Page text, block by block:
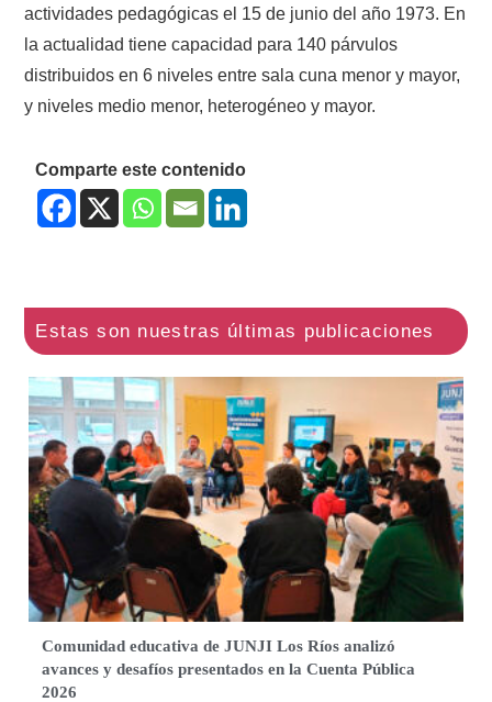
actividades pedagógicas el 15 de junio del año 1973. En
la actualidad tiene capacidad para 140 párvulos
distribuidos en 6 niveles entre sala cuna menor y mayor,
y niveles medio menor, heterogéneo y mayor.
Comparte este contenido
Comunidad educativa de JUNJI Los Ríos analizó
avances y desafíos presentados en la Cuenta Pública
2026